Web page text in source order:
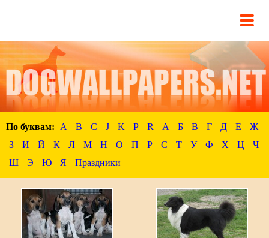
По буквам: A B C J K P R А Б В Г Д Е
Ж
З
И Й К Л М Н О П Р С Т У Ф Х Ц
Ч
Ш
Э Ю Я Праздники